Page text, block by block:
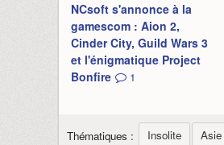
NCsoft s'annonce à la
gamescom : Aion 2,
Cinder City, Guild Wars 3
et l'énigmatique Project
Bonfire
1
Thématiques : Insolite Asie